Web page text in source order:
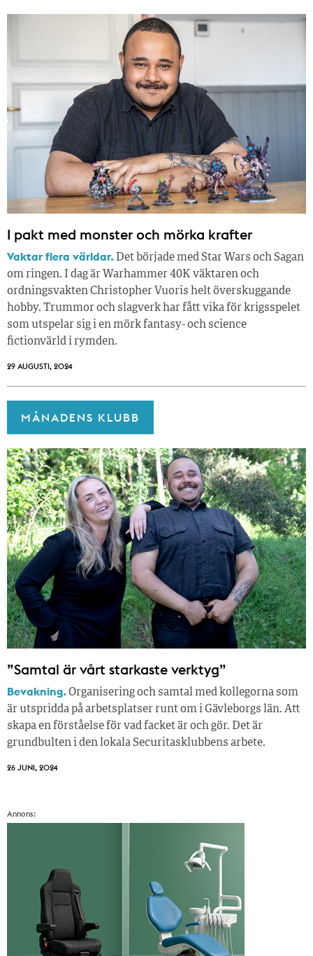
I pakt med monster och mörka krafter
Vaktar flera världar. Det började med Star Wars och Sagan
om ringen. I dag är Warhammer 40K väktaren och
ordningsvakten Christopher Vuoris helt överskuggande
hobby. Trummor och slagverk har fått vika för krigsspelet
som utspelar sig i en mörk fantasy- och science
fictionvärld i rymden.
29 AUGUSTI, 2024
MÅNADENS KLUBB
”Samtal är vårt starkaste verktyg”
Bevakning.Organisering och samtal med kollegorna som
är utspridda på arbetsplatser runt om i Gävleborgs län. Att
skapa en förståelse för vad facket är och gör. Det är
grundbulten i den lokala Securitasklubbens arbete.
26 JUNI, 2024
Annons: